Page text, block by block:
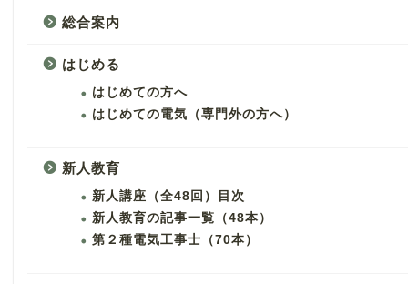
総合案内
はじめる
はじめての方へ
はじめての電気（専門外の方へ）
新人教育
新人講座（全48回）目次
新人教育の記事一覧（48本）
第２種電気工事士（70本）